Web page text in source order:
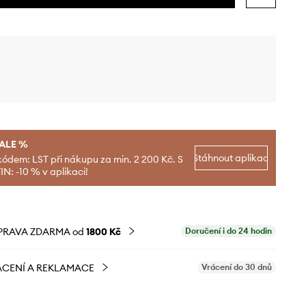
%
LST při nákupu za min. 2 200 Kč. S
-10 % v aplikaci!
Stáhnout aplikaci
ZDARMA od 1800 Kč Doručení i do 24 hodin
A REKLAMACE Vrácení do 30 dnů